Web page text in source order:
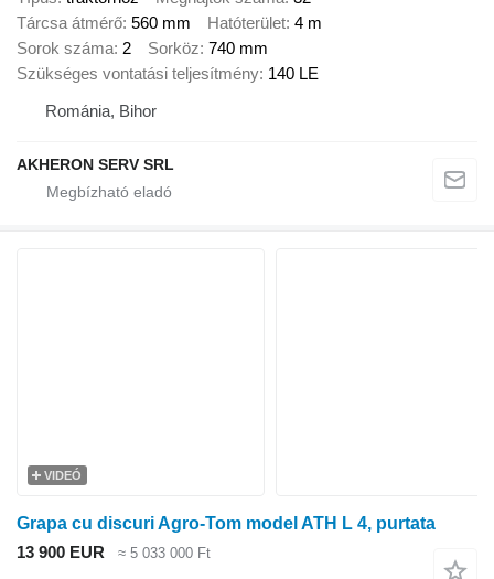
Tárcsa átmérő 560 mm Hatóterület 4 m
Sorok száma 2 Sorköz 740 mm
Szükséges vontatási teljesítmény 140 LE
Románia, Bihor
AKHERON SERV SRL
VIDEÓ
Grapa cu discuri Agro-Tom model ATH L 4, purtata
13 900 EUR
≈ 5 033 000 Ft